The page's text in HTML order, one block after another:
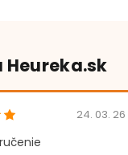
24. 03. 26